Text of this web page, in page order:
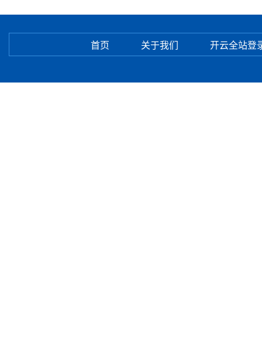
首页 关于我们 开云全站登